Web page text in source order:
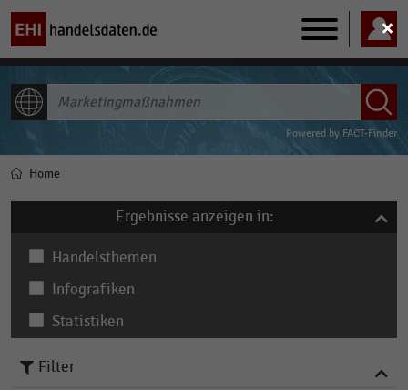
Main
navigation
Powered by FACT-Finder
Pfadnavigation
Home
Ergebnisse anzeigen in:
Handelsthemen
Infografiken
Statistiken
Filter